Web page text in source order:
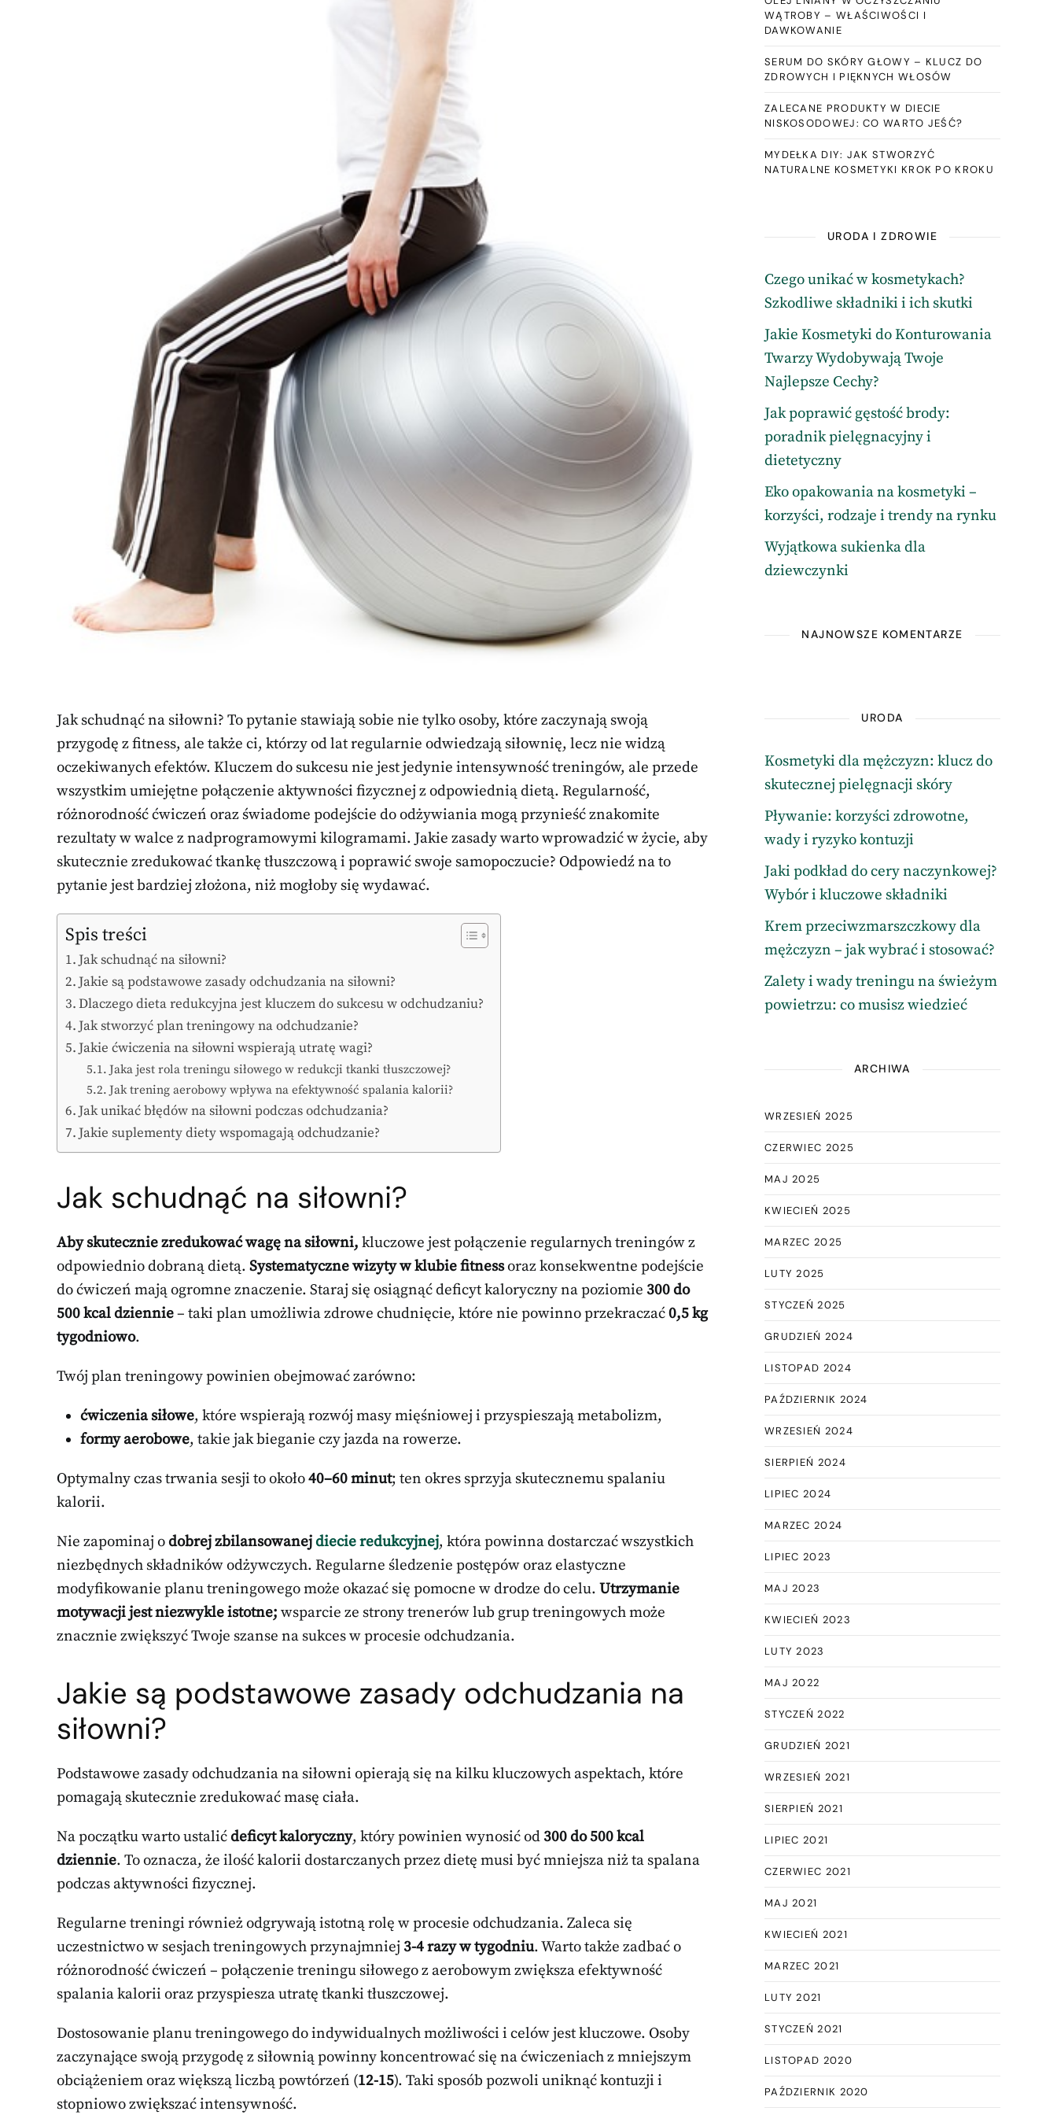
Jak schudnąć na siłowni? To pytanie stawiają sobie nie tylko osoby, które zaczynają swoją
przygodę z fitness, ale także ci, którzy od lat regularnie odwiedzają siłownię, lecz nie widzą
oczekiwanych efektów. Kluczem do sukcesu nie jest jedynie intensywność treningów, ale przede
wszystkim umiejętne połączenie aktywności fizycznej z odpowiednią dietą. Regularność,
różnorodność ćwiczeń oraz świadome podejście do odżywiania mogą przynieść znakomite
rezultaty w walce z nadprogramowymi kilogramami. Jakie zasady warto wprowadzić w życie, aby
skutecznie zredukować tkankę tłuszczową i poprawić swoje samopoczucie? Odpowiedź na to
pytanie jest bardziej złożona, niż mogłoby się wydawać.
Spis treści
Jak schudnąć na siłowni?
Jakie są podstawowe zasady odchudzania na siłowni?
Dlaczego dieta redukcyjna jest kluczem do sukcesu w odchudzaniu?
Jak stworzyć plan treningowy na odchudzanie?
Jakie ćwiczenia na siłowni wspierają utratę wagi?
Jaka jest rola treningu siłowego w redukcji tkanki tłuszczowej?
Jak trening aerobowy wpływa na efektywność spalania kalorii?
Jak unikać błędów na siłowni podczas odchudzania?
Jakie suplementy diety wspomagają odchudzanie?
Jak schudnąć na siłowni?
Aby skutecznie zredukować wagę na siłowni, kluczowe jest połączenie regularnych treningów z
odpowiednio dobraną dietą. Systematyczne wizyty w klubie fitnessoraz konsekwentne podejście
do ćwiczeń mają ogromne znaczenie. Staraj się osiągnąć deficyt kaloryczny na poziomie 300 do
500 kcal dziennie– taki plan umożliwia zdrowe chudnięcie, które nie powinno przekraczać0,5 kg
tygodniowo.
Twój plan treningowy powinien obejmować zarówno:
ćwiczenia siłowe, które wspierają rozwój masy mięśniowej i przyspieszają metabolizm,
formy aerobowe, takie jak bieganie czy jazda na rowerze.
Optymalny czas trwania sesji to około40–60 minut; ten okres sprzyja skutecznemu spalaniu
kalorii.
Nie zapominaj odobrej zbilansowanejdiecie redukcyjnej, która powinna dostarczać wszystkich
niezbędnych składników odżywczych. Regularne śledzenie postępów oraz elastyczne
modyfikowanie planu treningowego może okazać się pomocne w drodze do celu. Utrzymanie
motywacji jest niezwykle istotne; wsparcie ze strony trenerów lub grup treningowych może
znacznie zwiększyć Twoje szanse na sukces w procesie odchudzania.
Jakie są podstawowe zasady odchudzania na
siłowni?
Podstawowe zasady odchudzania na siłowni opierają się na kilku kluczowych aspektach, które
pomagają skutecznie zredukować masę ciała.
Na początku warto ustalićdeficyt kaloryczny, który powinien wynosić od 300 do 500 kcal
dziennie. To oznacza, że ilość kalorii dostarczanych przez dietę musi być mniejsza niż ta spalana
podczas aktywności fizycznej.
Regularne treningi również odgrywają istotną rolę w procesie odchudzania. Zaleca się
uczestnictwo w sesjach treningowych przynajmniej 3-4 razy w tygodniu. Warto także zadbać o
różnorodność ćwiczeń – połączenie treningu siłowego z aerobowym zwiększa efektywność
spalania kalorii oraz przyspiesza utratę tkanki tłuszczowej.
Dostosowanie planu treningowego do indywidualnych możliwości i celów jest kluczowe. Osoby
zaczynające swoją przygodę z siłownią powinny koncentrować się na ćwiczeniach z mniejszym
obciążeniem oraz większą liczbą powtórzeń (12-15). Taki sposób pozwoli uniknąć kontuzji i
stopniowo zwiększać intensywność.
WĄTROBY – WŁAŚCIWOŚCI I
DAWKOWANIE
SERUM DO SKÓRY GŁOWY – KLUCZ DO
ZDROWYCH I PIĘKNYCH WŁOSÓW
ZALECANE PRODUKTY W DIECIE
NISKOSODOWEJ: CO WARTO JEŚĆ?
MYDEŁKA DIY: JAK STWORZYĆ
NATURALNE KOSMETYKI KROK PO KROKU
URODA I ZDROWIE
Czego unikać w kosmetykach?
Szkodliwe składniki i ich skutki
Jakie Kosmetyki do Konturowania
Twarzy Wydobywają Twoje
Najlepsze Cechy?
Jak poprawić gęstość brody:
poradnik pielęgnacyjny i
dietetyczny
Eko opakowania na kosmetyki –
korzyści, rodzaje i trendy na rynku
Wyjątkowa sukienka dla
dziewczynki
NAJNOWSZE KOMENTARZE
URODA
Kosmetyki dla mężczyzn: klucz do
skutecznej pielęgnacji skóry
Pływanie: korzyści zdrowotne,
wady i ryzyko kontuzji
Jaki podkład do cery naczynkowej?
Wybór i kluczowe składniki
Krem przeciwzmarszczkowy dla
mężczyzn – jak wybrać i stosować?
Zalety i wady treningu na świeżym
powietrzu: co musisz wiedzieć
ARCHIWA
WRZESIEŃ 2025
CZERWIEC 2025
MAJ 2025
KWIECIEŃ 2025
MARZEC 2025
LUTY 2025
STYCZEŃ 2025
GRUDZIEŃ 2024
LISTOPAD 2024
PAŹDZIERNIK 2024
WRZESIEŃ 2024
SIERPIEŃ 2024
LIPIEC 2024
MARZEC 2024
LIPIEC 2023
MAJ 2023
KWIECIEŃ 2023
LUTY 2023
MAJ 2022
STYCZEŃ 2022
GRUDZIEŃ 2021
WRZESIEŃ 2021
SIERPIEŃ 2021
LIPIEC 2021
CZERWIEC 2021
MAJ 2021
KWIECIEŃ 2021
MARZEC 2021
LUTY 2021
STYCZEŃ 2021
LISTOPAD 2020
PAŹDZIERNIK 2020